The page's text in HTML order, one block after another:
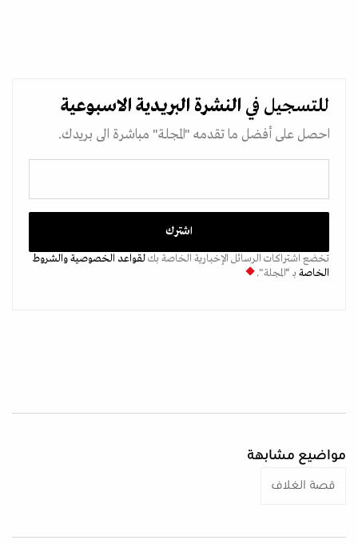
للتسجيل في النشرة البريدية الاسبوعية
احصل على أفضل ما تقدمه "المجلة" مباشرة الى بريدك.
تخضع اشتراكات الرسائل الإخبارية الخاصة بكلقواعد الخصوصيةوالشروط
الخاصة بـ “المجلة".
مواضيع مشابهة
قصة الغلاف